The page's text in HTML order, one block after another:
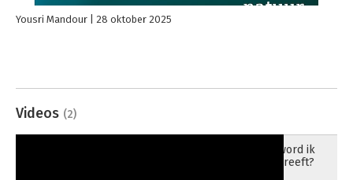
Yousri Mandour 28 oktober 2025
Videos (2)
Hoe word ik
een kreeft?